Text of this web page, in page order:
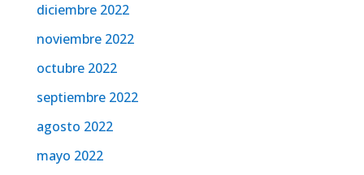
diciembre 2022
noviembre 2022
octubre 2022
septiembre 2022
agosto 2022
mayo 2022